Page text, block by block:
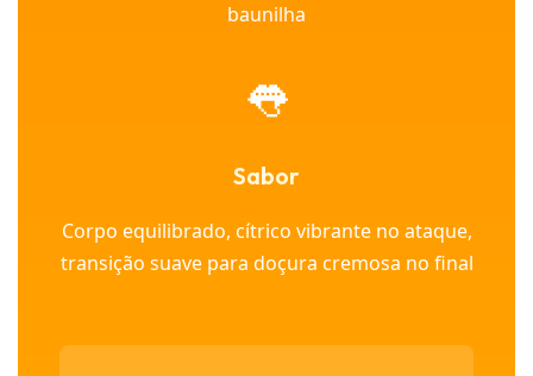
baunilha
👅
Sabor
Corpo equilibrado, cítrico vibrante no ataque,
transição suave para doçura cremosa no final